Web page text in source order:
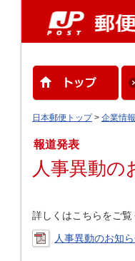
日本郵便トップ> 企業情報
報道発表
人事異動の
詳しくはこちらをご覧
人事異動のお知